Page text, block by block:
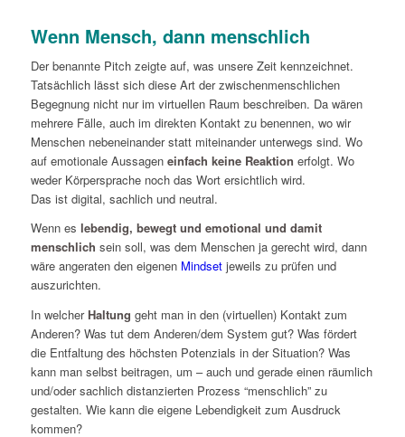
Wenn Mensch, dann menschlich
Der benannte Pitch zeigte auf, was unsere Zeit kennzeichnet.
Tatsächlich lässt sich diese Art der zwischenmenschlichen
Begegnung nicht nur im virtuellen Raum beschreiben. Da wären
mehrere Fälle, auch im direkten Kontakt zu benennen, wo wir
Menschen nebeneinander statt miteinander unterwegs sind. Wo
auf emotionale Aussagen einfach keine Reaktion erfolgt. Wo
weder Körpersprache noch das Wort ersichtlich wird.
Das ist digital, sachlich und neutral.
Wenn es lebendig, bewegt und emotional und damit
menschlich sein soll, was dem Menschen ja gerecht wird, dann
wäre angeraten den eigenen Mindsetjeweils zu prüfen und
auszurichten.
In welcher Haltung geht man in den (virtuellen) Kontakt zum
Anderen? Was tut dem Anderen/dem System gut? Was fördert
die Entfaltung des höchsten Potenzials in der Situation? Was
kann man selbst beitragen, um – auch und gerade einen räumlich
und/oder sachlich distanzierten Prozess “menschlich” zu
gestalten. Wie kann die eigene Lebendigkeit zum Ausdruck
kommen?